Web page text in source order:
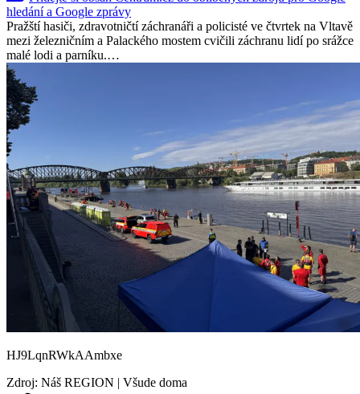
hledání a Google zprávy
Pražští hasiči, zdravotničtí záchranáři a policisté ve čtvrtek na Vltavě
mezi železničním a Palackého mostem cvičili záchranu lidí po srážce
malé lodi a parníku.…
HJ9LqnRWkAAmbxe
Zdroj: Náš REGION | Všude doma